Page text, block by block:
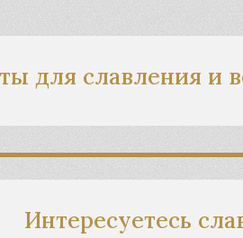
для славления и
Интересуетесь